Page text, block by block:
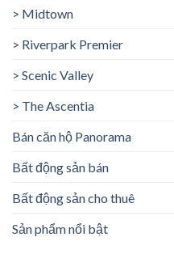
> Midtown
> Riverpark Premier
> Scenic Valley
> The Ascentia
Bán căn hộ Panorama
Bất động sản bán
Bất động sản cho thuê
Sản phẩm nổi bật